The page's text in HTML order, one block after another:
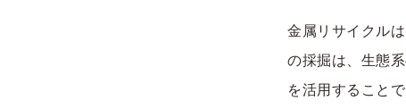
金属リサイクル
の採掘は、生態
を活用すること